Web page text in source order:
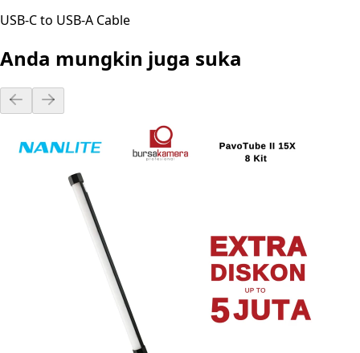
USB-C to USB-A Cable
Anda mungkin juga suka